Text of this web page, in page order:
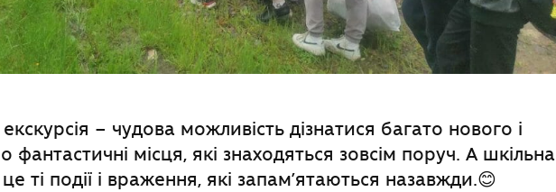
– чудова можливість дізнатися багато нового і
фантастичні місця, які знаходяться зовсім поруч. А шкільна
ті події і враження, які запам’ятаються назавжди.😊